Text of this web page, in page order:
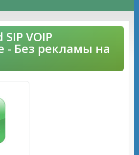
VOIP
- Без рекламы на